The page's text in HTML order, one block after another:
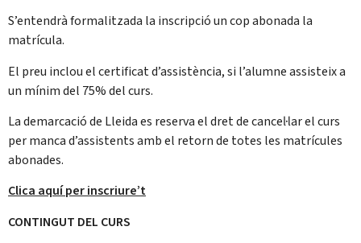
S’entendrà formalitzada la inscripció un cop abonada la
matrícula.
El preu inclou el certificat d’assistència, si l’alumne assisteix a
un mínim del 75% del curs.
La demarcació de Lleida es reserva el dret de cancel·lar el curs
per manca d’assistents amb el retorn de totes les matrícules
abonades.
Clica aquí per inscriure’t
CONTINGUT DEL CURS